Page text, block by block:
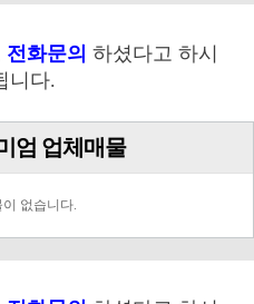
전화문의 하셨다고 하시
니다.
엄 업체매물
없습니다.